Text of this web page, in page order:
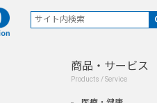
商品・サービス
Products / Service